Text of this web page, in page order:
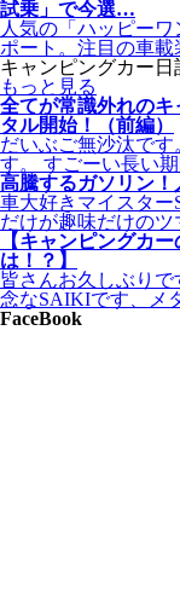
試乗」で今選…
人気の「ハッピー
ポート。注目の車
キャンピングカー日
もっと見る
全てが常識外れの
タル開始！（前編）
だいぶご無沙汰で
す。 すごーい長い
高騰するガソリン！
車大好きマイスタ
だけが趣味だけの
【キャンピングカ
は！？】
皆さんお久しぶり
念なSAIKIです、メ
FaceBook